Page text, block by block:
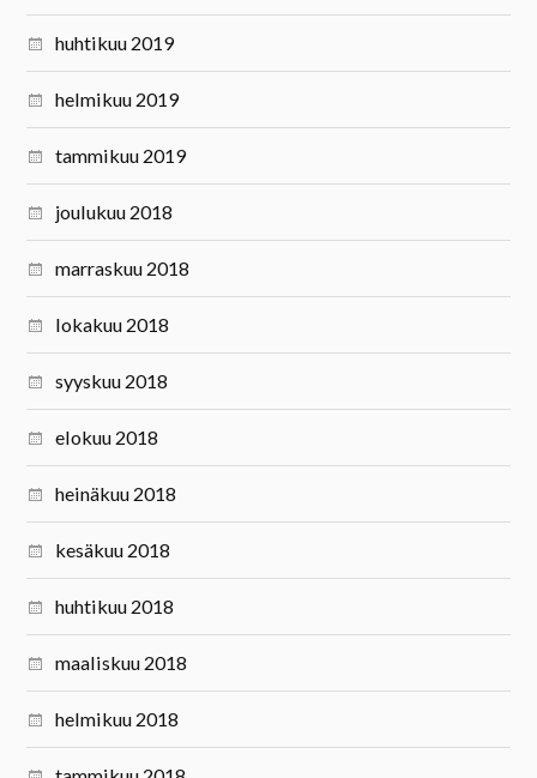
huhtikuu 2019
helmikuu 2019
tammikuu 2019
joulukuu 2018
marraskuu 2018
lokakuu 2018
syyskuu 2018
elokuu 2018
heinäkuu 2018
kesäkuu 2018
huhtikuu 2018
maaliskuu 2018
helmikuu 2018